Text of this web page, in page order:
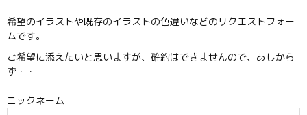
希望のイラストや既存のイラストの色違いなどのリクエストフォー
ムです。
ご希望に添えたいと思いますが、確約はできませんので、あしから
ず・・
ニックネーム